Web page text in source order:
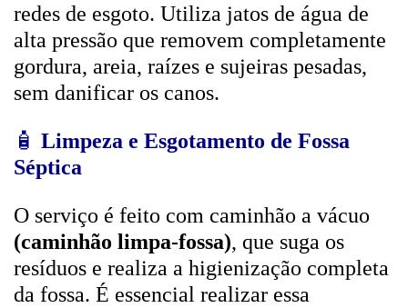
redes de esgoto. Utiliza jatos de água de
alta pressão que removem completamente
gordura, areia, raízes e sujeiras pesadas,
sem danificar os canos.
🧴 Limpeza e Esgotamento de Fossa
Séptica
O serviço é feito com caminhão a vácuo
(caminhão limpa-fossa), que suga os
resíduos e realiza a higienização completa
da fossa. É essencial realizar essa